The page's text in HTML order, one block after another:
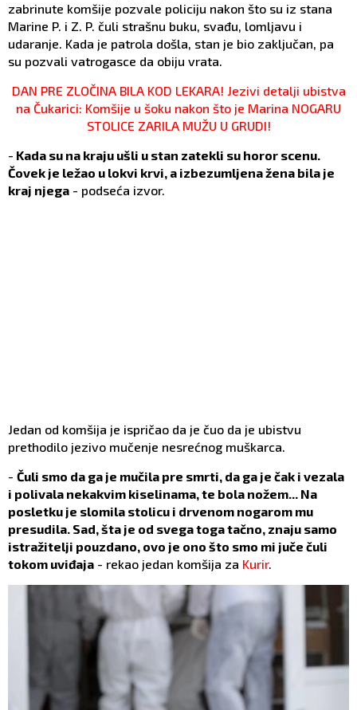
zabrinute komšije pozvale policiju nakon što su iz stana
Marine P. i Z. P. čuli strašnu buku, svađu, lomljavu i
udaranje. Kada je patrola došla, stan je bio zaključan, pa
su pozvali vatrogasce da obiju vrata.
DAN PRE ZLOČINA BILA KOD LEKARA! Jezivi detalji ubistva
na Čukarici: Komšije u šoku nakon što je Marina NOGARU
STOLICE ZARILA MUŽU U GRUDI!
- Kada su na kraju ušli u stan zatekli su horor scenu.
Čovek je ležao u lokvi krvi, a izbezumljena žena bila je
kraj njega - podseća izvor.
Jedan od komšija je ispričao da je čuo da je ubistvu
prethodilo jezivo mučenje nesrećnog muškarca.
- Čuli smo da ga je mučila pre smrti, da ga je čak i vezala
i polivala nekakvim kiselinama, te bola nožem... Na
posletku je slomila stolicu i drvenom nogarom mu
presudila. Sad, šta je od svega toga tačno, znaju samo
istražitelji pouzdano, ovo je ono što smo mi juče čuli
tokom uviđaja - rekao jedan komšija za Kurir.